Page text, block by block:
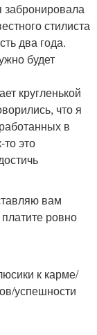
забронировала
стилиста
два года.
будет
кругленькой
что я
в
это
вам
ровно
к карме/
успешности